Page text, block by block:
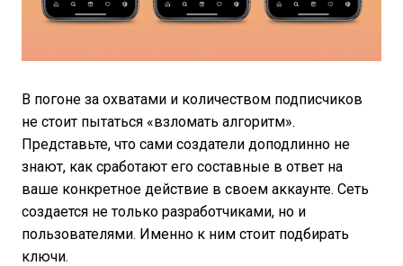
В погоне за охватами и количеством подписчиков
не стоит пытаться «взломать алгоритм».
Представьте, что сами создатели доподлинно не
знают, как сработают его составные в ответ на
ваше конкретное действие в своем аккаунте. Сеть
создается не только разработчиками, но и
пользователями. Именно к ним стоит подбирать
ключи.